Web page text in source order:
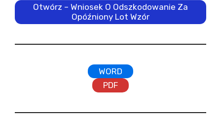
Otwórz – Wniosek O Odszkodowanie Za
Opóźniony Lot Wzór
WORD
PDF